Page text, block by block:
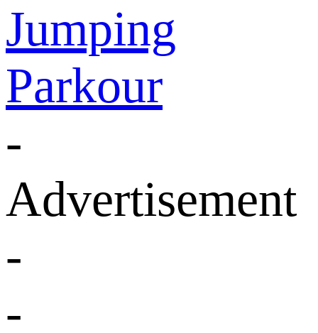
Jumping
Parkour
-
Advertisement
-
-